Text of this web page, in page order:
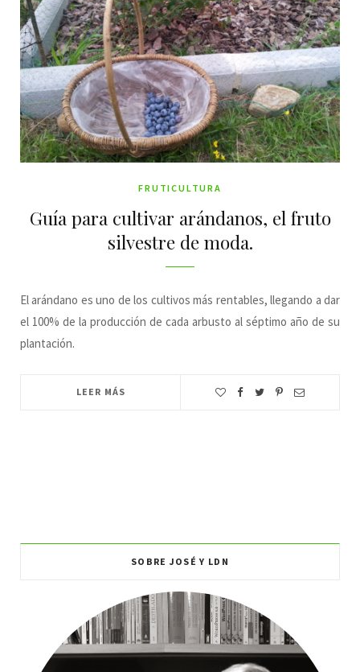
FRUTICULTURA
Guía para cultivar arándanos, el fruto
silvestre de moda.
El arándano es uno de los cultivos más rentables, llegando a dar
el 100% de la producción de cada arbusto al séptimo año de su
plantación.
LEER MÁS
SOBRE JOSÉ Y LDN